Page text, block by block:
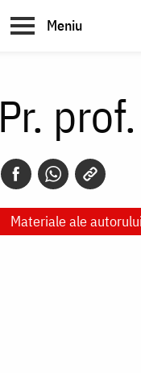
Meniu
Pr.
Materiale ale autorului